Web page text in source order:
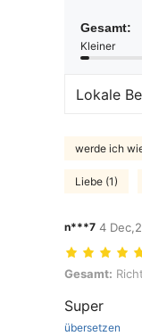
Gesamt:
Kleiner
Lokale
werde ich
Liebe (1)
n***7 4
Gesamt:
Gesamt:
Super
übersetzen